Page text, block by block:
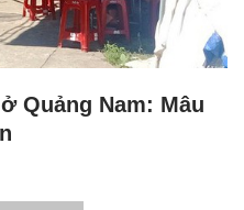
Quảng Nam: Mâu